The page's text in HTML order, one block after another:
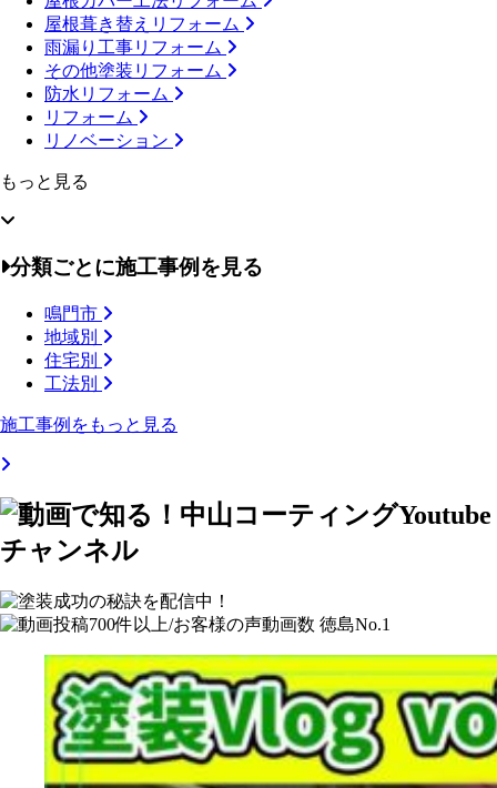
屋根葺き替えリフォーム
雨漏り工事リフォーム
その他塗装リフォーム
防水リフォーム
リフォーム
リノベーション
もっと見る
分類ごとに施工事例を見る
鳴門市
地域別
住宅別
工法別
施工事例をもっと見る